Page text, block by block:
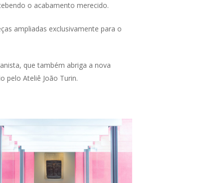
o acabamento merecido.
ampliadas exclusivamente para o
que também abriga a nova
pelo Ateliê João Turin.